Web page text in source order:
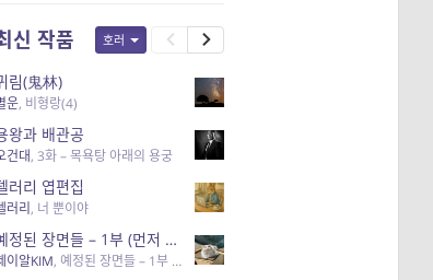
신 작품 호러
림(鬼林)
운, 비형랑(4)
왕과 배관공
건대, 3화 – 목욕탕 아래의 용궁
러리 엽편집
러리 , 너 뿐이야
예정된 장면들 – 1부 (먼저 죽어야 할 사람들)
이알KIM, 예정된 장면들 – 1부 (먼저 죽어야 할 사람들)